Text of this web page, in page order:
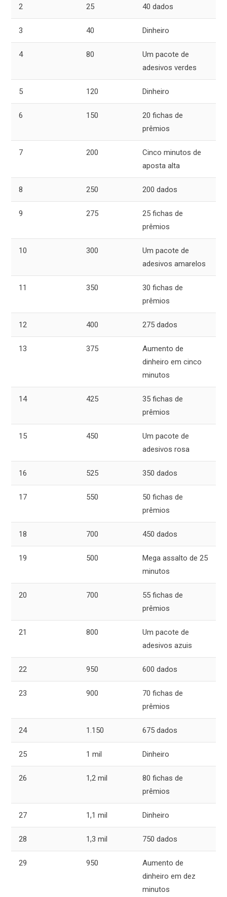
2 25 40 dados
3 40 Dinheiro
4 80
Um pacote de
adesivos verdes
5 120 Dinheiro
6 150
20 fichas de
prêmios
7 200
Cinco minutos de
aposta alta
8 250 200 dados
9 275
25 fichas de
prêmios
10 300
Um pacote de
adesivos amarelos
11 350
30 fichas de
prêmios
12 400 275 dados
13 375
Aumento de
dinheiro em cinco
minutos
14 425
35 fichas de
prêmios
15 450
Um pacote de
adesivos rosa
16 525 350 dados
17 550
50 fichas de
prêmios
18 700 450 dados
19 500
Mega assalto de 25
minutos
20 700
55 fichas de
prêmios
21 800
Um pacote de
adesivos azuis
22 950 600 dados
23 900
70 fichas de
prêmios
24 1.150 675 dados
25 1 mil Dinheiro
26 1,2 mil
80 fichas de
prêmios
27 1,1 mil Dinheiro
28 1,3 mil 750 dados
29 950
Aumento de
dinheiro em dez
minutos